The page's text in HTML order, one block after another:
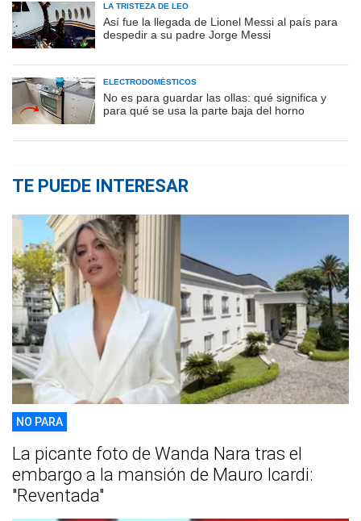
LA TRISTEZA DE LEO
Así fue la llegada de Lionel Messi al país para
despedir a su padre Jorge Messi
ELECTRODOMÉSTICOS
No es para guardar las ollas: qué significa y
para qué se usa la parte baja del horno
TE PUEDE INTERESAR
NO PARA
La picante foto de Wanda Nara tras el
embargo a la mansión de Mauro Icardi:
"Reventada"